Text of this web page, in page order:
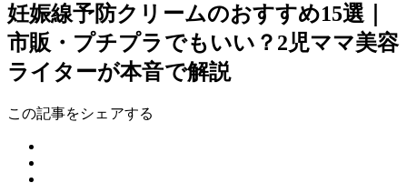
妊娠線予防クリームのおすすめ15選｜
市販・プチプラでもいい？2児ママ美容
ライターが本音で解説
この記事をシェアする